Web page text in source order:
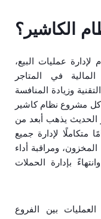
الكاشير؟
عمليات البيع،
في المتاجر
وزيادة المنافسة
مشروع نظام كاشير
الحديث يذهب أبعد من
متكاملًا لإدارة جميع
ومراقبة أداء
بإدارة الحملات
بين الفروع